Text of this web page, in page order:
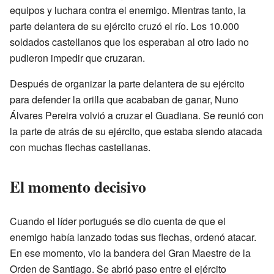
equipos y luchara contra el enemigo. Mientras tanto, la
parte delantera de su ejército cruzó el río. Los 10.000
soldados castellanos que los esperaban al otro lado no
pudieron impedir que cruzaran.
Después de organizar la parte delantera de su ejército
para defender la orilla que acababan de ganar, Nuno
Álvares Pereira volvió a cruzar el Guadiana. Se reunió con
la parte de atrás de su ejército, que estaba siendo atacada
con muchas flechas castellanas.
El momento decisivo
Cuando el líder portugués se dio cuenta de que el
enemigo había lanzado todas sus flechas, ordenó atacar.
En ese momento, vio la bandera del Gran Maestre de la
Orden de Santiago. Se abrió paso entre el ejército